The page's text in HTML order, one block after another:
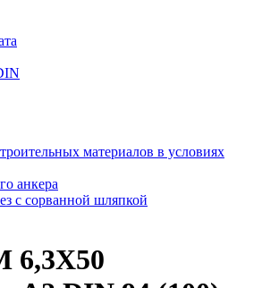
материалов в условиях
анкера
с сорванной шляпкой
6,3Х50